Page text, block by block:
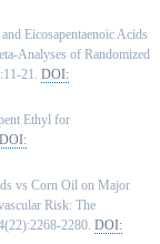
Eicosapentaenoic Acids
Analyses of Randomized
21. DOI:
Ethyl for
DOI:
vs Corn Oil on Major
Risk: The
2280. DOI: